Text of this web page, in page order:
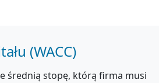
(WACC)
średnią stopę, którą firma musi